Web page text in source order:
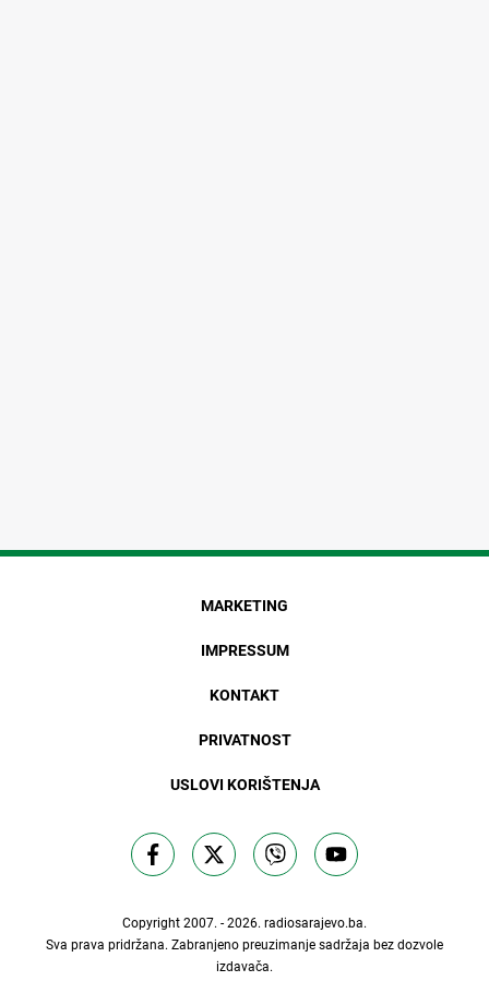
MARKETING
IMPRESSUM
KONTAKT
PRIVATNOST
USLOVI KORIŠTENJA
Copyright 2007. - 2026. radiosarajevo.ba.
Sva prava pridržana. Zabranjeno preuzimanje sadržaja bez dozvole
izdavača.